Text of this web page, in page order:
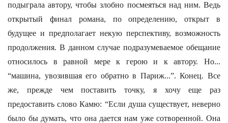
подыграла автору, чтобы злобно посмеяться над ним. Ведь
открытый финал романа, по определению, открыт в
будущее и предполагает некую перспективу, возможность
продолжения. В данном случае подразумеваемое обещание
относилось в равной мере к герою и к автору. Но...
“машина, увозившая его обратно в Париж...”. Конец. Все
же, прежде чем поставить точку, я хочу еще раз
предоставить слово Камю: “Если душа существует, неверно
было бы думать, что она дается нам уже сотворенной. Она